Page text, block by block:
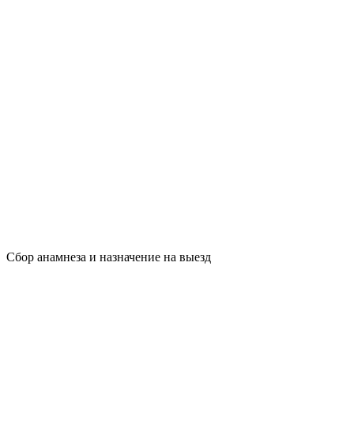
Сбор анамнеза и назначение на выезд